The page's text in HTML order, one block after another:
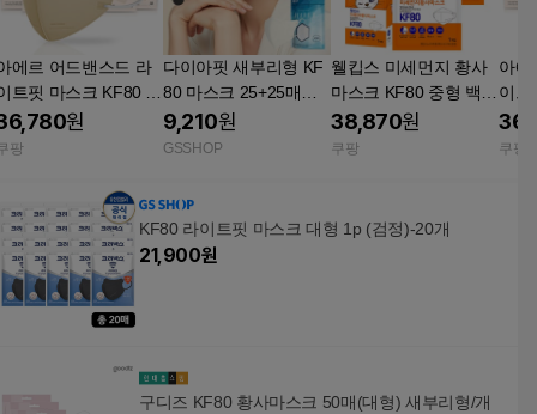
에르 어드밴스드 라
트핏 마스크 KF80 중
베이지 50개입 식약
허가 미세먼지 차단
기관리 봄 춘계
원
팡
다이아핏 새부리형 KF
80 마스크 25+25매입
파우치형
9,210원
GSSHOP
웰킵스 미세먼지 황사
마스크 KF80 중형 백색
50개입 일회용 호흡기
차단력좋은 쾌적한 밀
38,870원
쿠팡
아에
이트
형
리형
쿠팡
KF80 라이트핏 마스크 대형 1p (검정)-20개
21,900원
구디즈 KF80 황사마스크 50매(대형) 새부리형/개